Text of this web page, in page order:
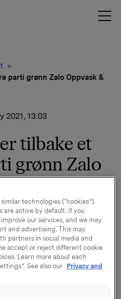
parti grønn Zalo Oppvask &
2021, 13:03
tilbake et
grønn Zalo
har besluttet å kalle
grønn Zalo Oppvask &
et kvalitetsavvik.
på markedet som
Vi kan ikke
en bakterievekst som
noen, selv om dette er
technologies (“cookies”).
are active by default. If you
our services, and we may
and advertising. This may
partners in social media and
accept or reject different cookie
Learn more about each
See also our Privacy and